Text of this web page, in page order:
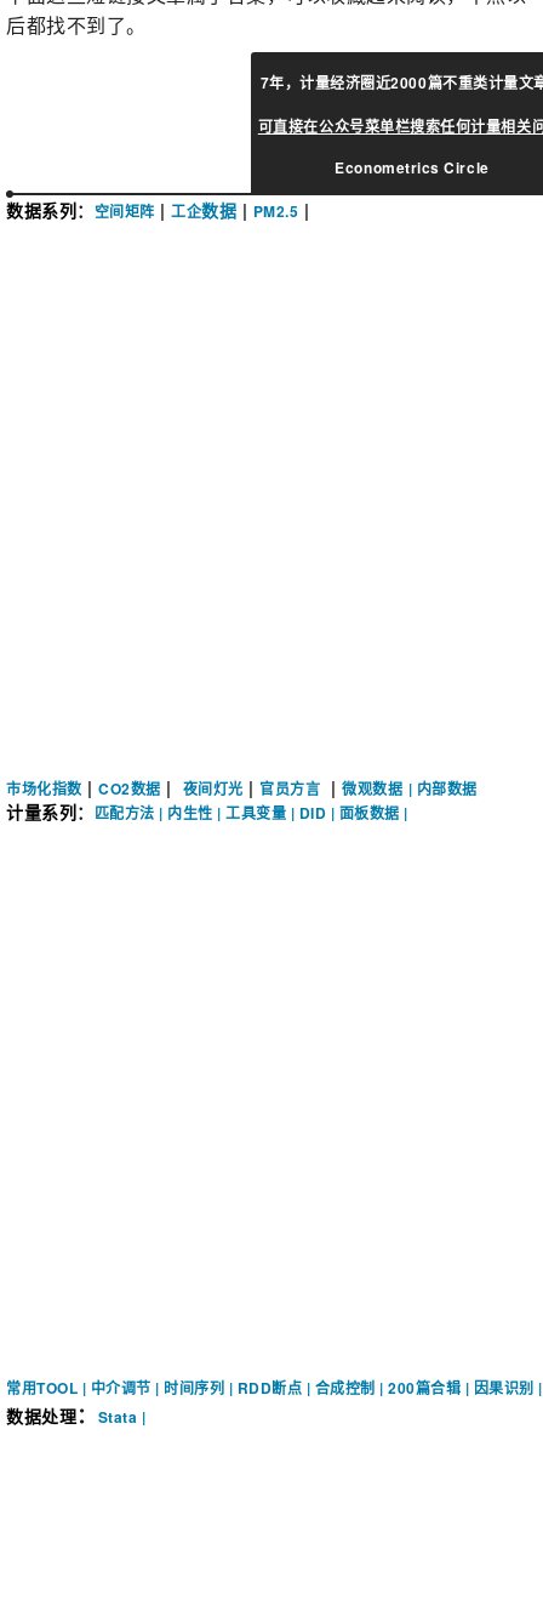
后都找不到了。
7年，计量经济圈近2000篇不重类计量文
可直接在公众号菜单栏搜索任何计量相关
Econometrics Circle
数据系列： 空间矩阵 |工企数据 | PM2.5 |
市场化指数 | CO2数据 | 夜间灯光 |官员方言 |微观数据 | 内部数据
计量系列： 匹配方法 | 内生性 |工具变量 | DID | 面板数据 |
常用TOOL | 中介调节 | 时间序列 | RDD断点 | 合成控制 | 200篇合辑 | 因果识别
数据处理： Stata |